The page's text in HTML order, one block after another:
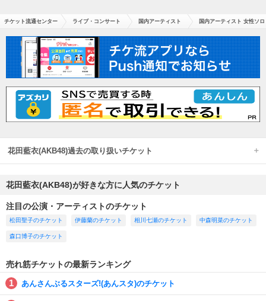
チケット流通センター ライブ・コンサート 国内アーティスト 国内アーティスト 女性ソロ
花田藍衣(AKB48)過去の取り扱いチケット
花田藍衣(AKB48)が好きな方に人気のチケット
注目の公演・アーティストのチケット
松田聖子のチケット 伊藤蘭のチケット 相川七瀬のチケット 中森明菜のチケット
森口博子のチケット
売れ筋チケットの最新ランキング
あんさんぶるスターズ!(あんスタ)のチケット